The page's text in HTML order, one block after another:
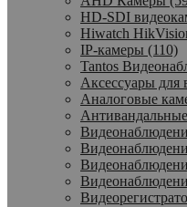
HD-SDI
Hiwatch
IP-камеры (110)
Tantos
Аксессуары для
Аналоговые